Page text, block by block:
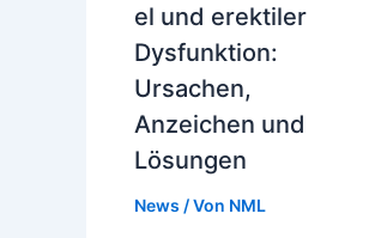
el und erektiler
Dysfunktion:
Ursachen,
Anzeichen und
Lösungen
News / Von NML